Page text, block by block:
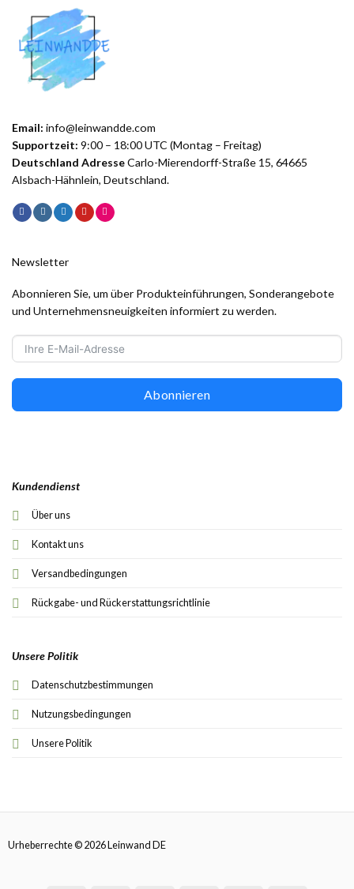
Email: info@leinwandde.com
Supportzeit: 9:00 – 18:00 UTC (Montag – Freitag)
Deutschland AdresseCarlo-Mierendorff-Straße 15, 64665
Alsbach-Hähnlein, Deutschland.
Kundendienst
Über uns
Kontakt uns
Versandbedingungen
Rückgabe- und Rückerstattungsrichtlinie
Unsere Politik
Datenschutzbestimmungen
Nutzungsbedingungen
Unsere Politik
Newsletter
Abonnieren Sie, um über Produkteinführungen, Sonderangebote
und Unternehmensneuigkeiten informiert zu werden.
Abonnieren
Urheberrechte © 2026 Leinwand DE